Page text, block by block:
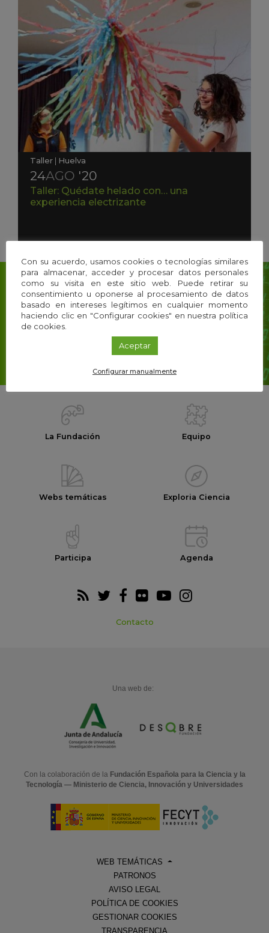
Taller | Huelva
24AGO '20
Taller: Quédate helado con… una
experiencia electrizante
Suscríbete a nuestra
Newsletter
y recibe el mejor contenido de i+Descubre
directo a tu email
La Fundación Equipo
Webs temáticas Exploria Ciencia
Participa Agenda
Contacto
Una web de:
Con la colaboración de la Fundación Española para la Ciencia y la
Tecnología — Ministerio de Ciencia, Innovación y Universidades
WEB TEMÁTICAS
PATRONOS
AVISO LEGAL
POLÍTICA DE COOKIES
GESTIONAR COOKIES
TRANSPARENCIA
Con su acuerdo, usamos cookies o tecnologías similares
para almacenar, acceder y procesar datos personales
como su visita en este sitio web. Puede retirar su
consentimiento u oponerse al procesamiento de datos
basado en intereses legítimos en cualquier momento
haciendo clic en "Configurar cookies" en nuestra política
de cookies.
Aceptar
Configurar manualmente